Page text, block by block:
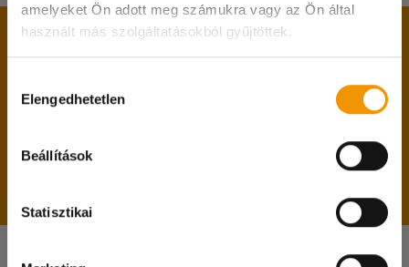
amelyeket Ön adott meg számukra vagy az Ön által
használt más szolgáltatásokból gyűjtöttek.
kiválasztása
Elengedhetetlen
Beállítások
Statisztikai
Kedves Diákok!
A 08.08-i munkanapon irodánk zárva tart és
Megértéseteket köszönjük!
A belépéshez feltétlenül hozd magaddal:
lakcímkártyádat;
adókártyádat;